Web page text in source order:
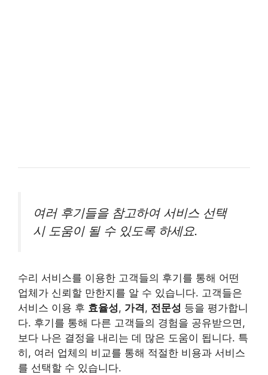
여러 후기들을 참고하여 서비스 선택
시 도움이 될 수 있도록 하세요.
수리 서비스를 이용한 고객들의 후기를 통해 어떤
업체가 신뢰할 만한지를 알 수 있습니다. 고객들은
서비스 이용 후 효율성, 가격, 전문성 등을 평가합니
다. 후기를 통해 다른 고객들의 경험을 공유받으면,
보다 나은 결정을 내리는 데 많은 도움이 됩니다. 특
히, 여러 업체의 비교를 통해 적절한 비용과 서비스
를 선택할 수 있습니다.